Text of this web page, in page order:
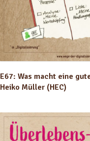
E67: Was macht eine
Heiko Müller (HEC)